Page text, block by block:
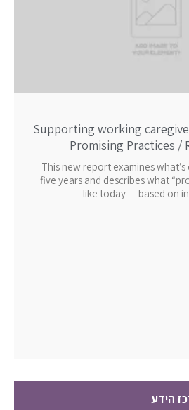
Supporting working
Promising Practices /
This new report examines
five years and describes what
like today — based on
הידע